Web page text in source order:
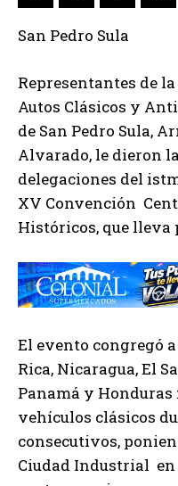
San Pedro Sula
Representantes de
Autos Clásicos y
de San Pedro Sula,
Alvarado, le dieron
delegaciones del
XV Convención
Históricos, que lleva
El evento congregó
Rica, Nicaragua, El
Panamá y
vehículos clásicos
consecutivos,
Ciudad Industrial en